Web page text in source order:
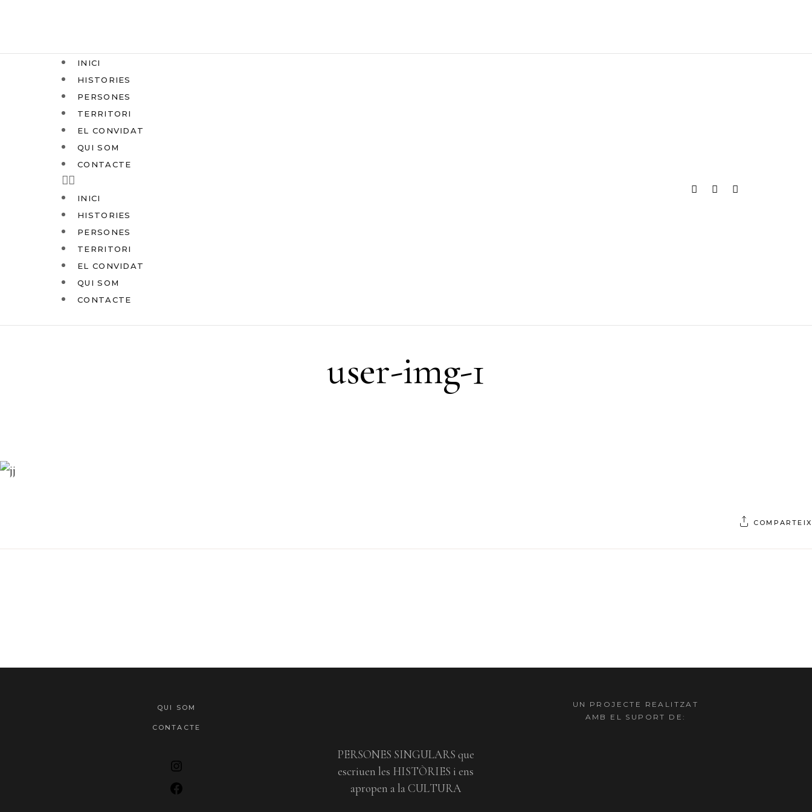
INICI
HISTORIES
PERSONES
TERRITORI
EL CONVIDAT
QUI SOM
CONTACTE
INICI
HISTORIES
PERSONES
TERRITORI
EL CONVIDAT
QUI SOM
CONTACTE
user-img-1
COMPARTEIX
QUI SOM
CONTACTE
PERSONES SINGULARS que
escriuen les HISTÒRIES i ens
apropen a la CULTURA
UN PROJECTE REALITZAT
AMB EL SUPORT DE: